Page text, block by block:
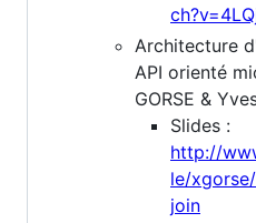
Architecture
API orienté
GORSE &
Slides :
http://
le/
join